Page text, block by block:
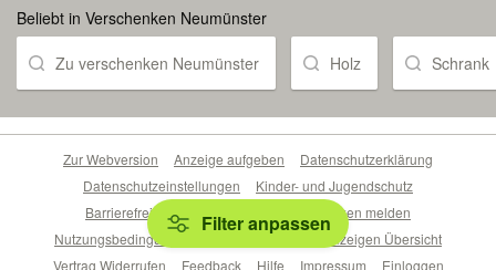
Beliebt in Verschenken Neumünster
Zu verschenken Neumünster Holz Schrank
Filter anpassen
Zur Webversion Anzeige aufgeben
Datenschutzerklärung
Datenschutzeinstellungen
Kinder- und Jugendschutz
Barrierefreiheitserklärung
Sicherheitslücken melden
Nutzungsbedingungen
Beliebte Suchen
Anzeigen Übersicht
Vertrag Widerrufen
Feedback Hilfe Impressum Einloggen